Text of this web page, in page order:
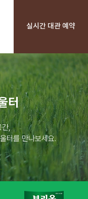
실시간 대관 예약
터
간,
터를 만나보세요.